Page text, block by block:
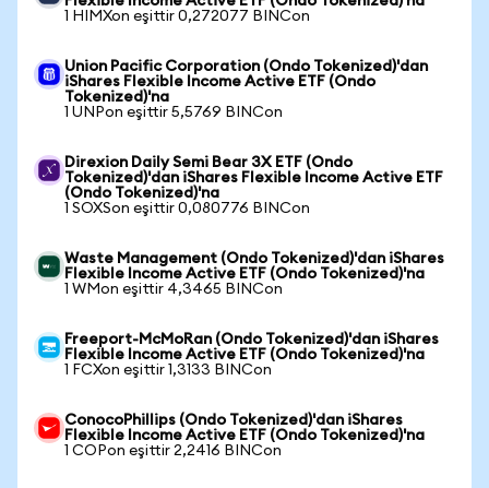
1 HIMXon eşittir 0,272077 BINCon
Union Pacific Corporation (Ondo Tokenized)'dan
iShares Flexible Income Active ETF (Ondo
Tokenized)'na
1 UNPon eşittir 5,5769 BINCon
Direxion Daily Semi Bear 3X ETF (Ondo
Tokenized)'dan iShares Flexible Income Active ETF
(Ondo Tokenized)'na
1 SOXSon eşittir 0,080776 BINCon
Waste Management (Ondo Tokenized)'dan iShares
Flexible Income Active ETF (Ondo Tokenized)'na
1 WMon eşittir 4,3465 BINCon
Freeport-McMoRan (Ondo Tokenized)'dan iShares
Flexible Income Active ETF (Ondo Tokenized)'na
1 FCXon eşittir 1,3133 BINCon
ConocoPhillips (Ondo Tokenized)'dan iShares
Flexible Income Active ETF (Ondo Tokenized)'na
1 COPon eşittir 2,2416 BINCon